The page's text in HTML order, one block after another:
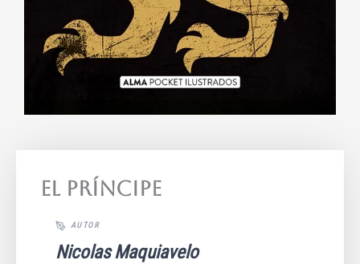
El príncipe
Nicolas Maquiavelo